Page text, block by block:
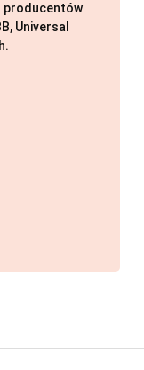
producentów
Universal